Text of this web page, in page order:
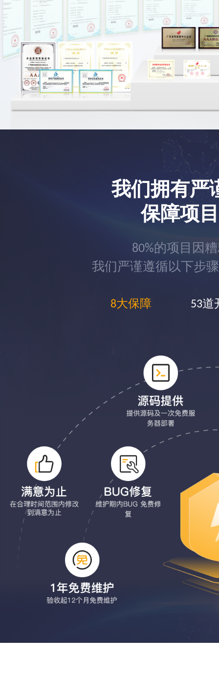
我们拥有严
保障项
80%的项目因
我们严谨遵循以下步
8大保障 53道